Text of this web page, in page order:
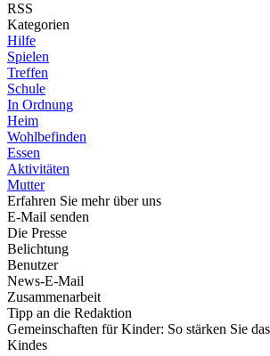
RSS
Kategorien
Hilfe
Spielen
Treffen
Schule
In Ordnung
Heim
Wohlbefinden
Essen
Aktivitäten
Mutter
Erfahren Sie mehr über uns
E-Mail senden
Die Presse
Belichtung
Benutzer
News-E-Mail
Zusammenarbeit
Tipp an die Redaktion
Gemeinschaften für Kinder: So stärken Sie
Kindes